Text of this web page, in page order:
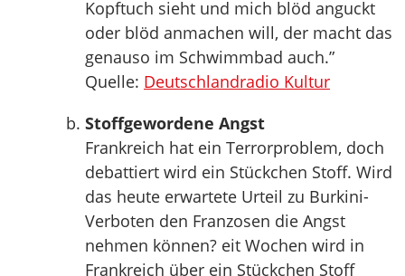
Kopftuch sieht und mich blöd anguckt
oder blöd anmachen will, der macht das
genauso im Schwimmbad auch.”
Quelle: Deutschlandradio Kultur
Stoffgewordene Angst
Frankreich hat ein Terrorproblem, doch
debattiert wird ein Stückchen Stoff. Wird
das heute erwartete Urteil zu Burkini-
Verboten den Franzosen die Angst
nehmen können? eit Wochen wird in
Frankreich über ein Stückchen Stoff